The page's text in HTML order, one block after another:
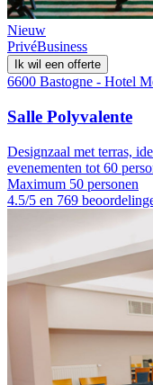
Nieuw
PrivéBusiness
Ik wil een offerte
6600 Bastogne - Hotel
Salle Polyvalente
Designzaal met terras,
evenementen tot 60
Maximum 50 personen
4.5/5 en 769